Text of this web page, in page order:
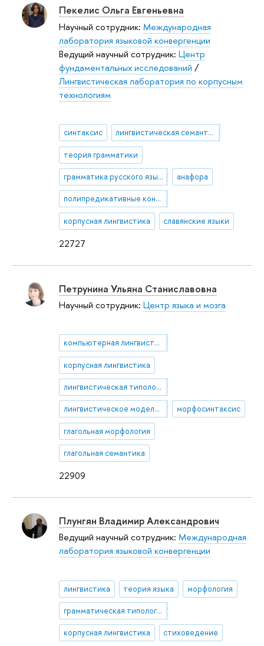
22727
Пекелис Ольга Евгеньевна
Научный сотрудник: Международная
лаборатория языковой конвергенции
Ведущий научный сотрудник: Центр
фундаментальных исследований /
Лингвистическая лаборатория по корпусным
технологиям
синтаксис лингвистическая семантика и прагматика
теория грамматики
грамматика русского языка анафора
полипредикативные конструкции
корпусная лингвистика славянские языки
22909
Петрунина Ульяна Станиславовна
Научный сотрудник: Центр языка и мозга
компьютерная лингвистика
корпусная лингвистика
лингвистическая типология
лингвистическое моделирование морфосинтаксис
глагольная морфология
глагольная семантика
Плунгян Владимир Александрович
Ведущий научный сотрудник: Международная
лаборатория языковой конвергенции
лингвистика теория языка морфология
грамматическая типология
корпусная лингвистика стиховедение